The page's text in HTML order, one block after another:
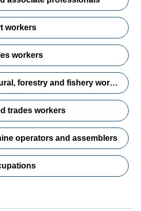
workers
workers
6. Skilled agricultural, forestry and fishery workers
trades workers
operators and assemblers